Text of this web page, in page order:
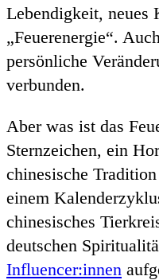
Lebendigkeit, neues
„Feuerenergie“.
persönliche
verbunden.
Aber was ist das
Sternzeichen, ein
chinesische
einem
chinesisches
deutschen
Influencer:innen